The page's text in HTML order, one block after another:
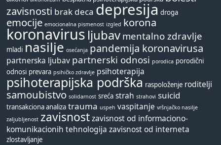
zavisnosti brak deca depresija droga
emocije emocionalna pismenost izgled korona
koronavirus ljubav mentalno zdravlje
mladi nasilje osećanja pandemija koronavirusa
partnerska ljubav partnerski odnosi porodica porodični
odnosi prevara psihičko zdravlje psihoterapija
psihoterapijska podrška raspoloženje roditelji
samoubistvo solidarnost sreća strah strahovi suicid
transakciona analiza trauma uspeh vaspitanje vršnjačko nasilje
zaljubljenost zavisnost zavisnost od informaciono-
komunikacionih tehnologija zavisnost od interneta
zlostavljanje